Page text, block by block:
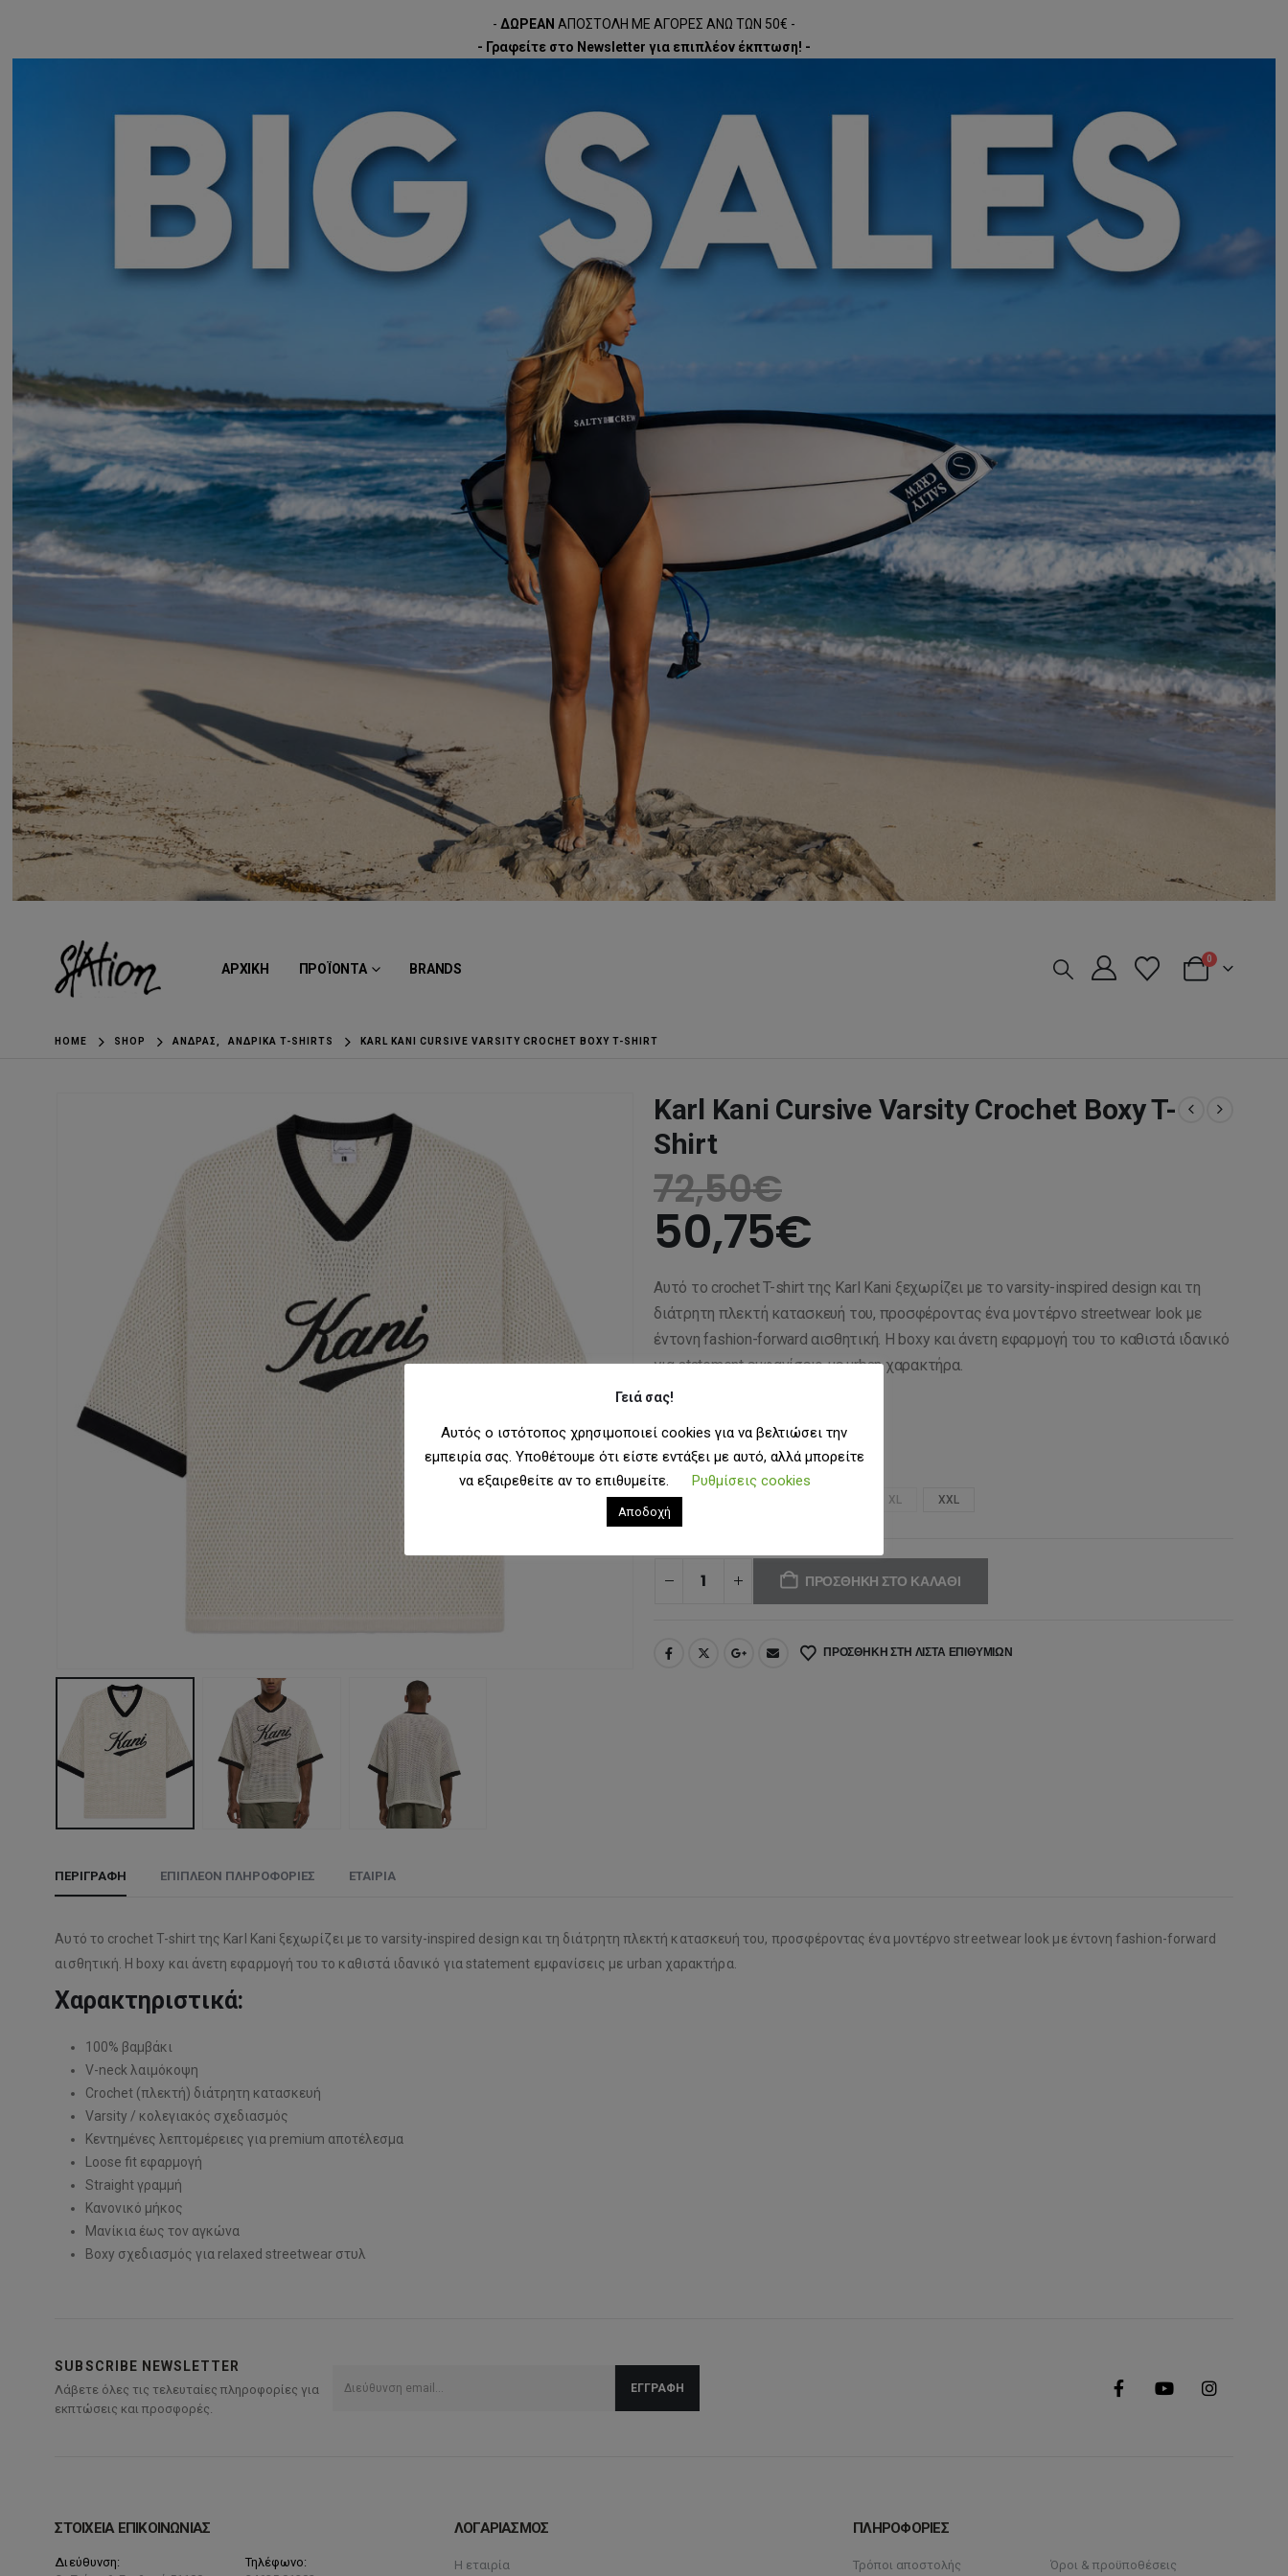
- ΔΩΡΕΑΝ ΑΠΟΣΤΟΛΗ ΜΕ ΑΓΟΡΕΣ ΑΝΩ ΤΩΝ 50€ -
- Γραφείτε στο Newsletter για επιπλέον έκπτωση! -
ΑΡΧΙΚΗ ΠΡΟΪΟΝΤΑ BRANDS
0
HOME SHOP ΆΝΔΡΑΣ ΑΝΔΡΙΚΆ T-SHIRTS KARL KANI CURSIVE VARSITY CROCHET BOXY T-SHIRT
Karl Kani Cursive Varsity Crochet Boxy T-
Shirt
72,50€
50,75€
Αυτό το crochet T-shirt της Karl Kani ξεχωρίζει με το varsity-inspired design και τη
διάτρητη πλεκτή κατασκευή του, προσφέροντας ένα μοντέρνο streetwear look με
έντονη fashion-forward αισθητική. Η boxy και άνετη εφαρμογή του το καθιστά ιδανικό
για statement εμφανίσεις με urban χαρακτήρα.
Κωδικός προϊόντος:
Κατηγορίες:Άνδρας,Ανδρικά T-shirts
Ετικέτες:karl kani,men,t-shirt
ΜΈΓΕΘΟΣ XL XXL
ΠΡΟΣΘΉΚΗ ΣΤΟ ΚΑΛΆΘΙ
ΠΡΟΣΘΉΚΗ ΣΤΗ ΛΊΣΤΑ ΕΠΙΘΥΜΙΏΝ
ΠΕΡΙΓΡΑΦΉ ΕΠΙΠΛΈΟΝ ΠΛΗΡΟΦΟΡΊΕΣ ΕΤΑΙΡΊΑ
Αυτό το crochet T-shirt της Karl Kani ξεχωρίζει με το varsity-inspired design και τη διάτρητη πλεκτή κατασκευή του, προσφέροντας ένα μοντέρνο streetwear look με έντονη fashion-forward
αισθητική. Η boxy και άνετη εφαρμογή του το καθιστά ιδανικό για statement εμφανίσεις με urban χαρακτήρα.
Χαρακτηριστικά:
100% βαμβάκι
V-neck λαιμόκοψη
Crochet (πλεκτή) διάτρητη κατασκευή
Varsity / κολεγιακός σχεδιασμός
Κεντημένες λεπτομέρειες για premium αποτέλεσμα
Loose fit εφαρμογή
Straight γραμμή
Κανονικό μήκος
Μανίκια έως τον αγκώνα
Boxy σχεδιασμός για relaxed streetwear στυλ
SUBSCRIBE NEWSLETTER
Λάβετε όλες τις τελευταίες πληροφορίες για
εκπτώσεις και προσφορές.
ΣΤΟΙΧΕΙΑ ΕΠΙΚΟΙΝΩΝΙΑΣ
Διεύθυνση:
Τηλέφωνο:
ΛΟΓΑΡΙΑΣΜΟΣ
Η εταιρία
ΠΛΗΡΟΦΟΡΙΕΣ
Τρόποι αποστολής Όροι & προϋποθέσεις
Γειά σας!
Αυτός ο ιστότοπος χρησιμοποιεί cookies για να βελτιώσει την
εμπειρία σας. Υποθέτουμε ότι είστε εντάξει με αυτό, αλλά μπορείτε
να εξαιρεθείτε αν το επιθυμείτε.
Ρυθμίσεις cookies
Αποδοχή